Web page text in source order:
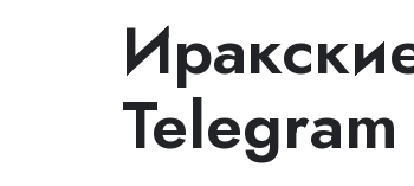
Telegram